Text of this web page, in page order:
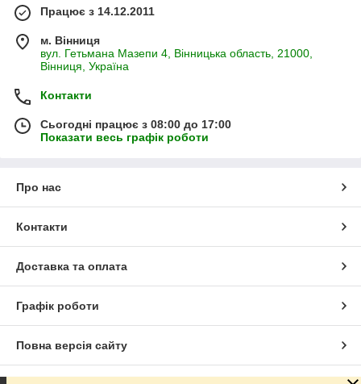
Працює з 14.12.2011
м. Вінниця
вул. Гетьмана Мазепи 4, Вінницька область, 21000,
Вінниця, Україна
Контакти
Сьогодні працює з 08:00 до 17:00
Показати весь графік роботи
Про нас
Контакти
Доставка та оплата
Графік роботи
Повна версія сайту